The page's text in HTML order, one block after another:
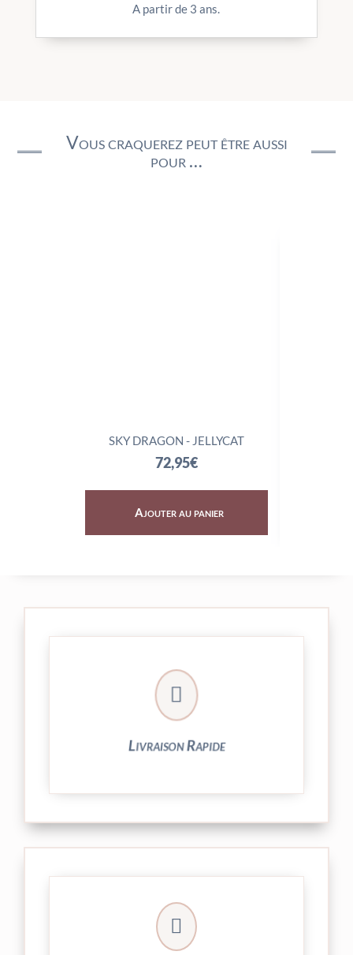
A partir de 3 ans.
Vous craquerez peut être aussi
pour …
SKY DRAGON - JELLYCAT
72,95€
Ajouter au panier

Livraison Rapide
Votre commande est expédiée sous
24/48h et livrée par Colissimo.

► 04 73 27 04 20
► contact@peekaboo.fr